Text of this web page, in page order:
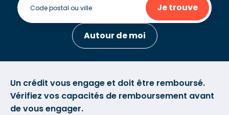
Je trouve
Autour de moi
Un crédit vous engage et doit être remboursé.
Vérifiez vos capacités de remboursement avant
de vous engager.